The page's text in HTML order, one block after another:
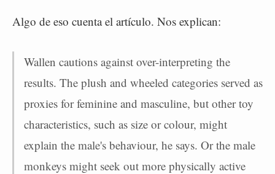
Algo de eso cuenta el artículo. Nos explican:
Wallen cautions against over-interpreting the
results. The plush and wheeled categories served as
proxies for feminine and masculine, but other toy
characteristics, such as size or colour, might
explain the male's behaviour, he says. Or the male
monkeys might seek out more physically active